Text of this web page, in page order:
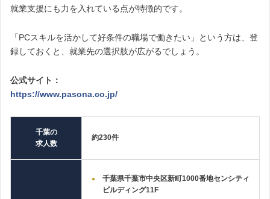
就業支援にも力を入れている 点が特徴的です。
「PCスキルを活かして好条件の職場で働きたい」という方は、登
録しておくと、就業先の選択肢が広がるでしょう。
公式サイト：
https://www.pasona.co.jp/
千葉の
求人数
約230件
千葉県千葉市中央区新町1000番地センシティ
ビルディング11F